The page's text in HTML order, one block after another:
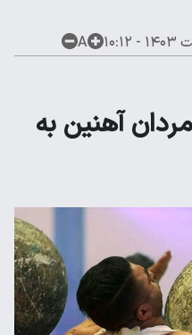
A
آهنین به